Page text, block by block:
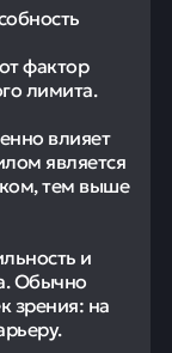
фактор
лимита.
влияет
является
тем выше
и
Обычно
зрения: на